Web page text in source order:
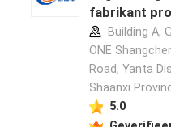
fabrikant
Building A,
ONE
Road, Yanta
Shaanxi
5.0